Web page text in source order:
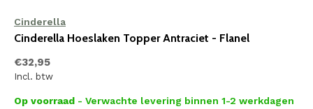
Cinderella
Cinderella Hoeslaken Topper Antraciet - Flanel
€32,95
Incl. btw
Op voorraad - Verwachte levering binnen 1-2 werkdagen